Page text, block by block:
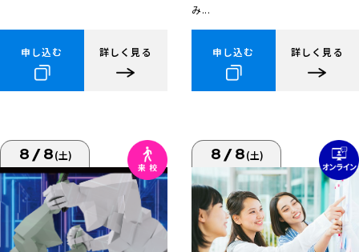
申し込む 詳しく見る
み...
申し込む 詳しく見る
8/8(土) 8/8(土)